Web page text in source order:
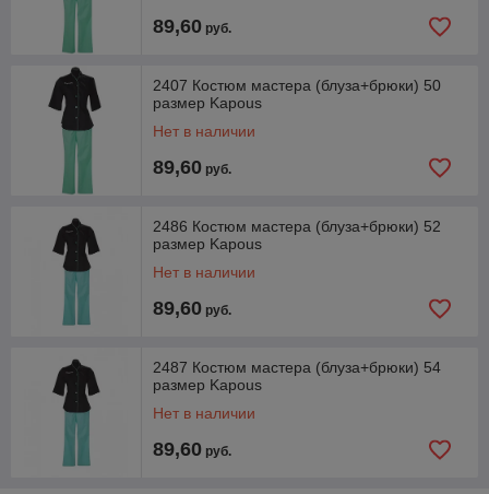
89,60 руб.
2407 Костюм мастера (блуза+брюки) 50
размер Kapous
Нет в наличии
89,60 руб.
2486 Костюм мастера (блуза+брюки) 52
размер Kapous
Нет в наличии
89,60 руб.
2487 Костюм мастера (блуза+брюки) 54
размер Kapous
Нет в наличии
89,60 руб.